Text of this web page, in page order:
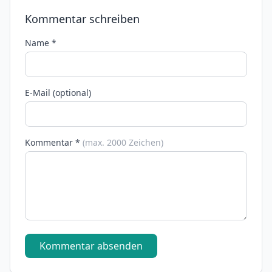
Kommentar schreiben
Name *
E-Mail (optional)
Kommentar * (max. 2000 Zeichen)
Kommentar absenden